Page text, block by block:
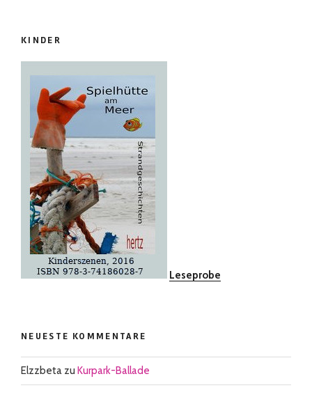
KINDER
Leseprobe
NEUESTE KOMMENTARE
Elzzbeta zu Kurpark-Ballade